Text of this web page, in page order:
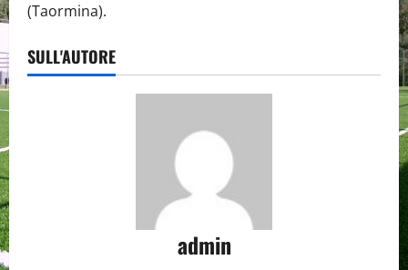
(Taormina).
SULL'AUTORE
admin